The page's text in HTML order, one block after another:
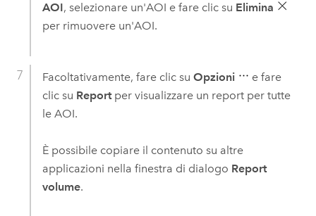
AOI, selezionare un'AOI e fare clic su Elimina
per rimuovere un'AOI.
Facoltativamente, fare clic su Opzioni
e fare
clic su Reportper visualizzare un report per tutte
le AOI.
È possibile copiare il contenuto su altre
applicazioni nella finestra di dialogo Report
volume.